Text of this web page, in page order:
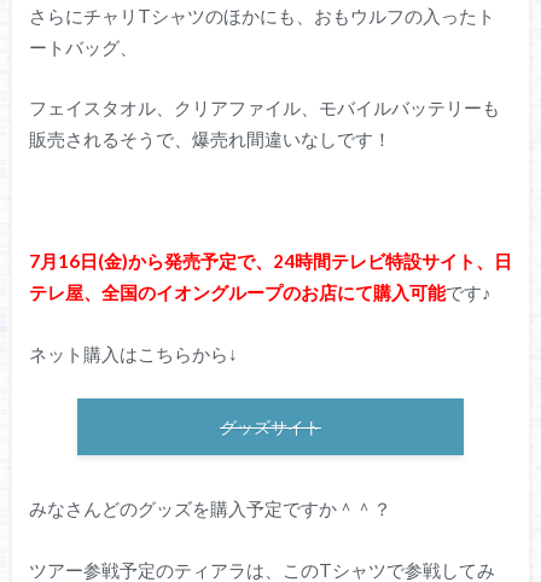
さらにチャリTシャツのほかにも、おもウルフの入ったト
ートバッグ、
フェイスタオル、クリアファイル、モバイルバッテリーも
販売されるそうで、爆売れ間違いなしです！
7月16日(金)から発売予定で、24時間テレビ特設サイト、日
テレ屋、全国のイオングループのお店にて購入可能です♪
ネット購入はこちらから↓
グッズサイト
みなさんどのグッズを購入予定ですか＾＾？
ツアー参戦予定のティアラは、このTシャツで参戦してみ